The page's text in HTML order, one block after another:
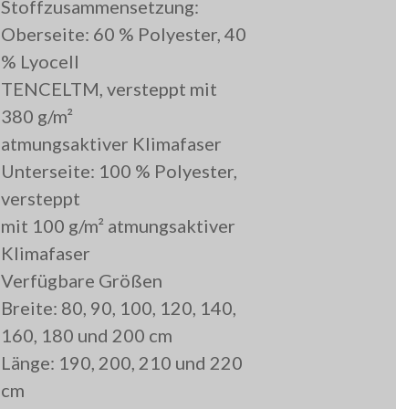
Stoffzusammensetzung:
Oberseite: 60 % Polyester, 40
% Lyocell
TENCELTM, versteppt mit
380 g/m²
atmungsaktiver Klimafaser
Unterseite: 100 % Polyester,
versteppt
mit 100 g/m² atmungsaktiver
Klimafaser
Verfügbare Größen
Breite: 80, 90, 100, 120, 140,
160, 180 und 200 cm
Länge: 190, 200, 210 und 220
cm